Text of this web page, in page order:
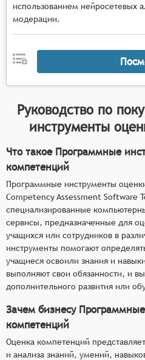
образовательных
механизмы
различных форм
(тестов, кейсов,
адаптированных под
оценки, позволяющие
индивидуальные
алгоритмы анализа
позволяющие
компетенциях и
дальнейшему
средства
форме, удобной для
последующего
принимающими
использованием нейросетевых
модерации.
Руководство по
инструменты
Что такое Программные
компетенций
Программные инструменты
Competency Assessment Software
специализированные
сервисы, предназначенные для
учащихся или сотрудников в
инструменты помогают
учащиеся освоили знания и
выполняют свои обязанности, и
дополнительного развития или
Зачем бизнесу
компетенций
Оценка компетенций
и анализа знаний, умений,